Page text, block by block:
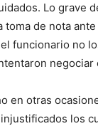
Lo grave
toma de nota
funcionario no
negociar
en otras
los